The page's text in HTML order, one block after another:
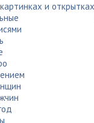
и открытках